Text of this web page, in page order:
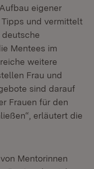
eigener
und vermittelt
Mentees im
weitere
Frau und
sind darauf
Frauen für den
erläutert die
Mentorinnen